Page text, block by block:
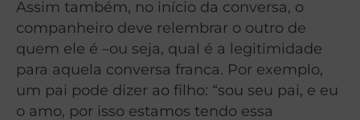
Assim também, no início da conversa, o
companheiro deve relembrar o outro de
quem ele é –ou seja, qual é a legitimidade
para aquela conversa franca. Por exemplo,
um pai pode dizer ao filho: “sou seu pai, e eu
o amo, por isso estamos tendo essa